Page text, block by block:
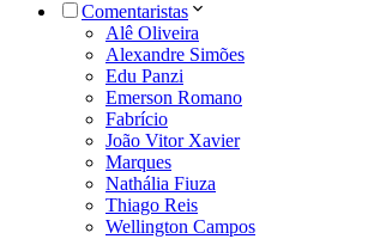
Comentaristas
Alê Oliveira
Alexandre Simões
Edu Panzi
Emerson Romano
Fabrício
João Vitor Xavier
Marques
Nathália Fiuza
Thiago Reis
Wellington Campos